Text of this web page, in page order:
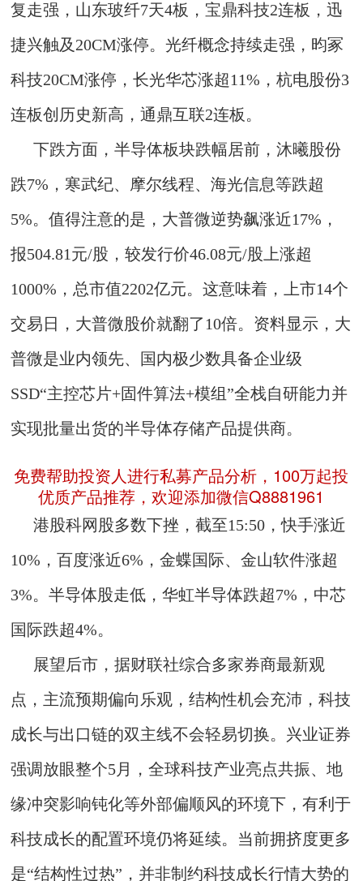
复走强，山东玻纤7天4板，宝鼎科技2连板，迅
捷兴触及20CM涨停。光纤概念持续走强，昀冢
科技20CM涨停，长光华芯涨超11%，杭电股份3
连板创历史新高，通鼎互联2连板。
下跌方面，半导体板块跌幅居前，沐曦股份
跌7%，寒武纪、摩尔线程、海光信息等跌超
5%。值得注意的是，大普微逆势飙涨近17%，
报504.81元/股，较发行价46.08元/股上涨超
1000%，总市值2202亿元。这意味着，上市14个
交易日，大普微股价就翻了10倍。资料显示，大
普微是业内领先、国内极少数具备企业级
SSD“主控芯片+固件算法+模组”全栈自研能力并
实现批量出货的半导体存储产品提供商。
免费帮助投资人进行私募产品分析，100万起投
优质产品推荐，欢迎添加微信Q8881961
港股科网股多数下挫，截至15:50，快手涨近
10%，百度涨近6%，金蝶国际、金山软件涨超
3%。半导体股走低，华虹半导体跌超7%，中芯
国际跌超4%。
展望后市，据财联社综合多家券商最新观
点，主流预期偏向乐观，结构性机会充沛，科技
成长与出口链的双主线不会轻易切换。兴业证券
强调放眼整个5月，全球科技产业亮点共振、地
缘冲突影响钝化等外部偏顺风的环境下，有利于
科技成长的配置环境仍将延续。当前拥挤度更多
是“结构性过热”，并非制约科技成长行情大势的